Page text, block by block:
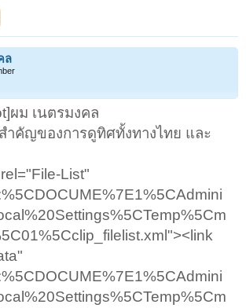
ล
ผม เนตรมงคล
ำคัญของการดูทิศทั้งทางไทย และ
List"